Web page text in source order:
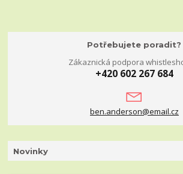
Potřebujete poradit?
Zákaznická podpora
+420 602 267 684
ben.anderson@email.cz
Novinky